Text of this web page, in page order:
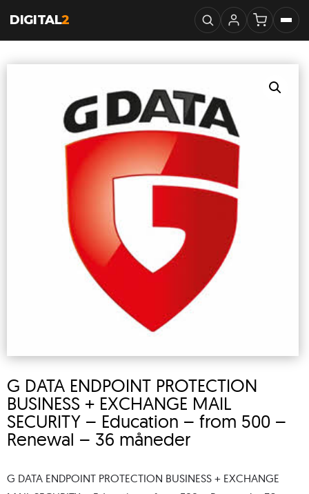
DIGITAL2
G DATA ENDPOINT PROTECTION
BUSINESS + EXCHANGE MAIL
SECURITY – Education – from 500 –
Renewal – 36 måneder
G DATA ENDPOINT PROTECTION BUSINESS + EXCHANGE